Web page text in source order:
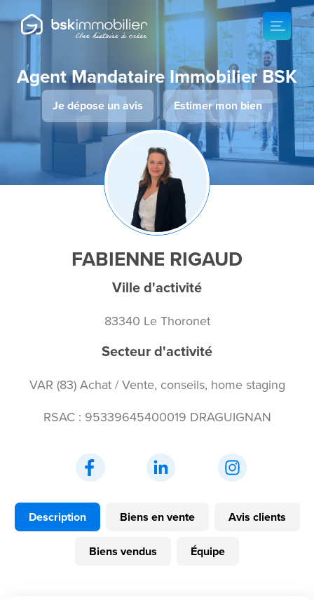
Agent Mandataire Immobilier BSK
Je dépose un avis Estimer mon bien
FABIENNE RIGAUD
Ville d'activité
83340 Le Thoronet
Secteur d'activité
VAR (83) Achat / Vente, conseils, home staging
RSAC : 95339645400019 DRAGUIGNAN
Description Biens en vente Avis clients
Biens vendus Équipe